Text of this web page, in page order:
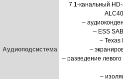
Аудиоподсистема
7.1-канальный
–
– ESS
– Texas
–
– разведение
–